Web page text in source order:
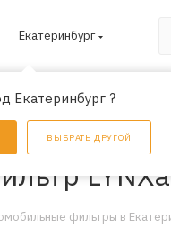
Екатеринбург
Екатеринбург ?
ВЫБРАТЬ ДРУГОЙ
АКЦИИ
фильтры в